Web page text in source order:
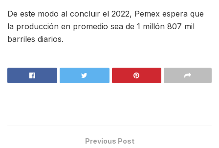
De este modo al concluir el 2022, Pemex espera que
la producción en promedio sea de 1 millón 807 mil
barriles diarios.
Previous Post